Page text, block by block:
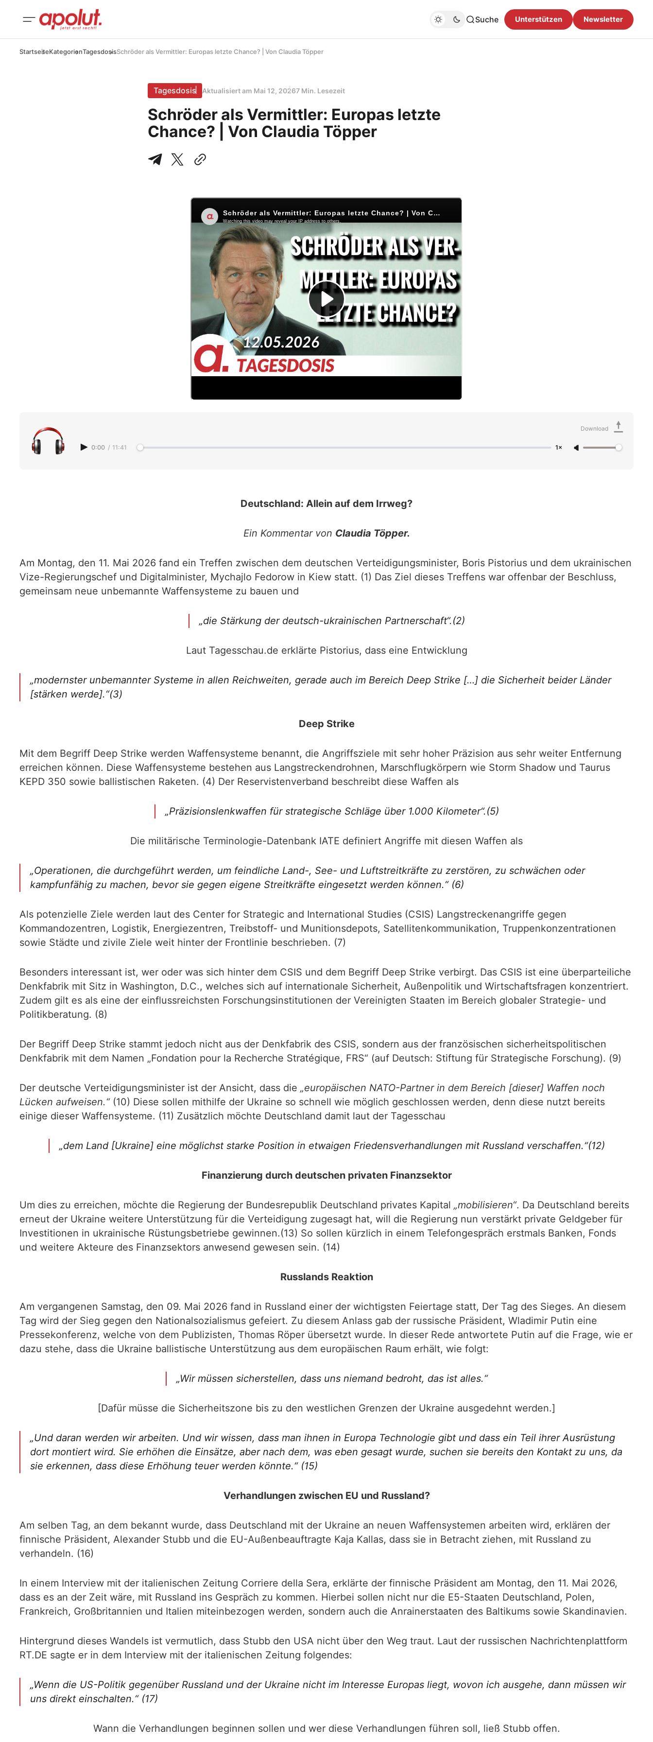
Suche Unterstützen Newsletter
StartseiteKategorienTagesdosisSchröder als Vermittler: Europas letzte Chance? | Von Claudia Töpper
Tagesdosis Aktualisiert am Mai 12, 20267 Min. Lesezeit
Schröder als Vermittler: Europas letzte
Chance? | Von Claudia Töpper
0:00 / 11:41 1×
Download
Deutschland: Allein auf dem Irrweg?
Ein Kommentar von Claudia Töpper.
Am Montag, den 11. Mai 2026 fand ein Treffen zwischen dem deutschen Verteidigungsminister, Boris Pistorius und dem ukrainischen
Vize-Regierungschef und Digitalminister, Mychajlo Fedorow in Kiew statt. (1) Das Ziel dieses Treffens war offenbar der Beschluss,
gemeinsam neue unbemannte Waffensysteme zu bauen und
„die Stärkung der deutsch-ukrainischen Partnerschaft“.(2)
Laut Tagesschau.de erklärte Pistorius, dass eine Entwicklung
„modernster unbemannter Systeme in allen Reichweiten, gerade auch im Bereich Deep Strike […] die Sicherheit beider Länder
[stärken werde].“(3)
Deep Strike
Mit dem Begriff Deep Strike werden Waffensysteme benannt, die Angriffsziele mit sehr hoher Präzision aus sehr weiter Entfernung
erreichen können. Diese Waffensysteme bestehen aus Langstreckendrohnen, Marschflugkörpern wie Storm Shadow und Taurus
KEPD 350 sowie ballistischen Raketen. (4) Der Reservistenverband beschreibt diese Waffen als
„Präzisionslenkwaffen für strategische Schläge über 1.000 Kilometer“.(5)
Die militärische Terminologie-Datenbank IATE definiert Angriffe mit diesen Waffen als
„Operationen, die durchgeführt werden, um feindliche Land-, See- und Luftstreitkräfte zu zerstören, zu schwächen oder
kampfunfähig zu machen, bevor sie gegen eigene Streitkräfte eingesetzt werden können.“ (6)
Als potenzielle Ziele werden laut des Center for Strategic and International Studies (CSIS) Langstreckenangriffe gegen
Kommandozentren, Logistik, Energiezentren, Treibstoff- und Munitionsdepots, Satellitenkommunikation, Truppenkonzentrationen
sowie Städte und zivile Ziele weit hinter der Frontlinie beschrieben. (7)
Besonders interessant ist, wer oder was sich hinter dem CSIS und dem Begriff Deep Strike verbirgt. Das CSIS ist eine überparteiliche
Denkfabrik mit Sitz in Washington, D.C., welches sich auf internationale Sicherheit, Außenpolitik und Wirtschaftsfragen konzentriert.
Zudem gilt es als eine der einflussreichsten Forschungsinstitutionen der Vereinigten Staaten im Bereich globaler Strategie- und
Politikberatung. (8)
Der Begriff Deep Strike stammt jedoch nicht aus der Denkfabrik des CSIS, sondern aus der französischen sicherheitspolitischen
Denkfabrik mit dem Namen „Fondation pour la Recherche Stratégique, FRS“ (auf Deutsch: Stiftung für Strategische Forschung). (9)
Der deutsche Verteidigungsminister ist der Ansicht, dass die „europäischen NATO-Partner in dem Bereich [dieser] Waffen noch
Lücken aufweisen.“(10) Diese sollen mithilfe der Ukraine so schnell wie möglich geschlossen werden, denn diese nutzt bereits
einige dieser Waffensysteme. (11) Zusätzlich möchte Deutschland damit laut der Tagesschau
„dem Land [Ukraine] eine möglichst starke Position in etwaigen Friedensverhandlungen mit Russland verschaffen.“(12)
Finanzierung durch deutschen privaten Finanzsektor
Um dies zu erreichen, möchte die Regierung der Bundesrepublik Deutschland privates Kapital „mobilisieren“. Da Deutschland bereits
erneut der Ukraine weitere Unterstützung für die Verteidigung zugesagt hat, will die Regierung nun verstärkt private Geldgeber für
Investitionen in ukrainische Rüstungsbetriebe gewinnen.(13) So sollen kürzlich in einem Telefongespräch erstmals Banken, Fonds
und weitere Akteure des Finanzsektors anwesend gewesen sein. (14)
Russlands Reaktion
Am vergangenen Samstag, den 09. Mai 2026 fand in Russland einer der wichtigsten Feiertage statt, Der Tag des Sieges. An diesem
Tag wird der Sieg gegen den Nationalsozialismus gefeiert. Zu diesem Anlass gab der russische Präsident, Wladimir Putin eine
Pressekonferenz, welche von dem Publizisten, Thomas Röper übersetzt wurde. In dieser Rede antwortete Putin auf die Frage, wie er
dazu stehe, dass die Ukraine ballistische Unterstützung aus dem europäischen Raum erhält, wie folgt:
„Wir müssen sicherstellen, dass uns niemand bedroht, das ist alles.“
[Dafür müsse die Sicherheitszone bis zu den westlichen Grenzen der Ukraine ausgedehnt werden.]
„Und daran werden wir arbeiten. Und wir wissen, dass man ihnen in Europa Technologie gibt und dass ein Teil ihrer Ausrüstung
dort montiert wird. Sie erhöhen die Einsätze, aber nach dem, was eben gesagt wurde, suchen sie bereits den Kontakt zu uns, da
sie erkennen, dass diese Erhöhung teuer werden könnte.“ (15)
Verhandlungen zwischen EU und Russland?
Am selben Tag, an dem bekannt wurde, dass Deutschland mit der Ukraine an neuen Waffensystemen arbeiten wird, erklären der
finnische Präsident, Alexander Stubb und die EU-Außenbeauftragte Kaja Kallas, dass sie in Betracht ziehen, mit Russland zu
verhandeln. (16)
In einem Interview mit der italienischen Zeitung Corriere della Sera, erklärte der finnische Präsident am Montag, den 11. Mai 2026,
dass es an der Zeit wäre, mit Russland ins Gespräch zu kommen. Hierbei sollen nicht nur die E5-Staaten Deutschland, Polen,
Frankreich, Großbritannien und Italien miteinbezogen werden, sondern auch die Anrainerstaaten des Baltikums sowie Skandinavien.
Hintergrund dieses Wandels ist vermutlich, dass Stubb den USA nicht über den Weg traut. Laut der russischen Nachrichtenplattform
RT.DE sagte er in dem Interview mit der italienischen Zeitung folgendes:
„Wenn die US-Politik gegenüber Russland und der Ukraine nicht im Interesse Europas liegt, wovon ich ausgehe, dann müssen wir
uns direkt einschalten.“ (17)
Wann die Verhandlungen beginnen sollen und wer diese Verhandlungen führen soll, ließ Stubb offen.